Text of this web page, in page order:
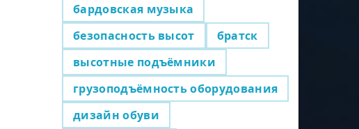
бардовская музыка
безопасность высот
братск
высотные подъёмники
грузоподъёмность оборудования
дизайн обуви